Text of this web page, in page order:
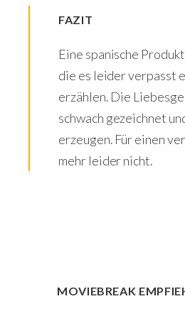
FAZIT
Eine spanische
die es leider verpasst
erzählen. Die
schwach gezeichnet
erzeugen. Für einen
mehr leider nicht.
MOVIEBREAK